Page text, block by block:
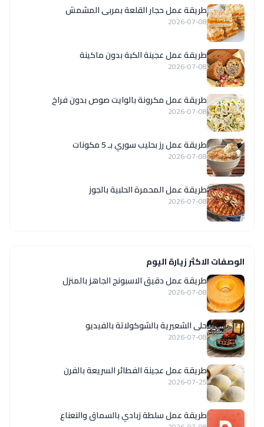
طريقة عمل حجار القلعة بمربى المشمش
2026-07-08
طريقة عمل عجينة الكبة بدون ماكينة
2026-07-08
طريقة عمل مكرونة بالوايت صوص بدون فراخ
2026-07-08
طريقة عمل رز بحليب سوري بـ 5 مكونات
2026-07-08
طريقة عمل المحمرة الحلبية بالجوز
2026-07-08
الوصفات الاكثر زيارة اليوم
طريقة عمل دقيق الاسبونج الجاهز بالمنزل
2026-07-08
حلى الشعيرية بالشوكولاتة بالفيديو
2026-07-08
طريقة عمل عجينة الفطائر السريعة بالفرن
2026-07-25
طريقة عمل سلطة زبادي بالسماق والنعناع